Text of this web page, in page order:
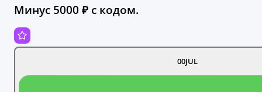
Минус 5000 ₽ с кодом.
00JUL